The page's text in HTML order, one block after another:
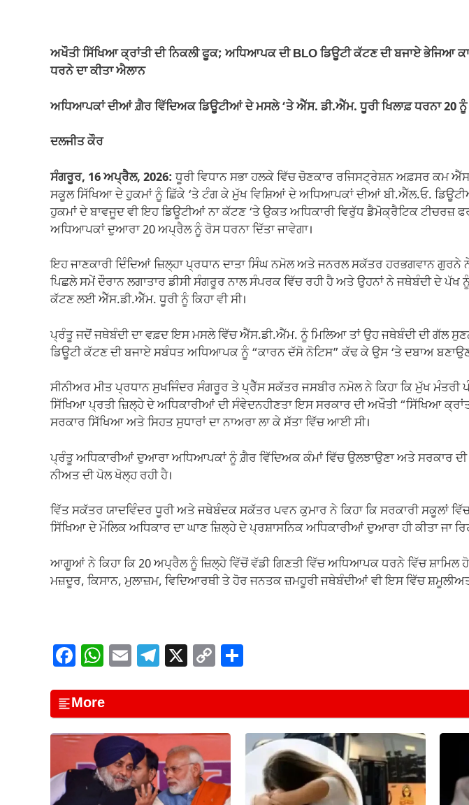
e
b
o
o
k
s
A
p
p
gr
m
y
n
k
e
ਅਖੌਤੀ ਸਿੱਖਿਆ ਕ੍ਰਾਂਤੀ ਦੀ ਨਿਕਲੀ ਫੂਕ; ਅਧਿਆਪਕ ਦੀ BLO ਡਿਊਟੀ ਕੱਟਣ ਦੀ ਬਜਾਏ ਭੇਜਿਆ
ਧਰਨੇ ਦਾ ਕੀਤਾ ਐਲਾਨ
ਅਧਿਆਪਕਾਂ ਦੀਆਂ ਗ਼ੈਰ ਵਿੱਦਿਅਕ ਡਿਊਟੀਆਂ ਦੇ ਮਸਲੇ ‘ਤੇ ਐੱਸ. ਡੀ.ਐੱਮ. ਧੂਰੀ ਖਿਲਾਫ਼ ਧਰਨਾ 20 ਨੂੰ
ਦਲਜੀਤ ਕੌਰ
ਸੰਗਰੂਰ, 16 ਅਪ੍ਰੈਲ, 2026:ਧੂਰੀ ਵਿਧਾਨ ਸਭਾ ਹਲਕੇ ਵਿੱਚ ਚੋਣਕਾਰ ਰਜਿਸਟ੍ਰੇਸ਼ਨ ਅਫ਼ਸਰ ਕਮ
ਸਕੂਲ ਸਿੱਖਿਆ ਦੇ ਹੁਕਮਾਂ ਨੂੰ ਛਿੱਕੇ ‘ਤੇ ਟੰਗ ਕੇ ਮੁੱਖ ਵਿਸ਼ਿਆਂ ਦੇ ਅਧਿਆਪਕਾਂ ਦੀਆਂ ਬੀ.ਐੱਲ.ਓ.
ਹੁਕਮਾਂ ਦੇ ਬਾਵਜੂਦ ਵੀ ਇਹ ਡਿਊਟੀਆਂ ਨਾ ਕੱਟਣ ‘ਤੇ ਉਕਤ ਅਧਿਕਾਰੀ ਵਿਰੁੱਧ ਡੈਮੋਕ੍ਰੈਟਿਕ ਟੀਚਰਜ਼
ਅਧਿਆਪਕਾਂ ਦੁਆਰਾ 20 ਅਪ੍ਰੈਲ ਨੂੰ ਰੋਸ ਧਰਨਾ ਦਿੱਤਾ ਜਾਵੇਗਾ।
ਇਹ ਜਾਣਕਾਰੀ ਦਿੰਦਿਆਂ ਜ਼ਿਲ੍ਹਾ ਪ੍ਰਧਾਨ ਦਾਤਾ ਸਿੰਘ ਨਮੋਲ ਅਤੇ ਜਨਰਲ ਸਕੱਤਰ ਹਰਭਗਵਾਨ ਗੁਰਨੇ
ਪਿਛਲੇ ਸਮੇਂ ਦੌਰਾਨ ਲਗਾਤਾਰ ਡੀਸੀ ਸੰਗਰੂਰ ਨਾਲ ਸੰਪਰਕ ਵਿੱਚ ਰਹੀ ਹੈ ਅਤੇ ਉਹਨਾਂ ਨੇ ਜਥੇਬੰਦੀ ਦੇ
ਕੱਟਣ ਲਈ ਐੱਸ.ਡੀ.ਐੱਮ. ਧੂਰੀ ਨੂੰ ਕਿਹਾ ਵੀ ਸੀ।
ਪ੍ਰੰਤੂ ਜਦੋਂ ਜਥੇਬੰਦੀ ਦਾ ਵਫ਼ਦ ਇਸ ਮਸਲੇ ਵਿੱਚ ਐੱਸ.ਡੀ.ਐੱਮ. ਨੂੰ ਮਿਲਿਆ ਤਾਂ ਉਹ ਜਥੇਬੰਦੀ ਦੀ ਗੱਲ
ਡਿਊਟੀ ਕੱਟਣ ਦੀ ਬਜਾਏ ਸਬੰਧਤ ਅਧਿਆਪਕ ਨੂੰ “ਕਾਰਨ ਦੱਸੋ ਨੋਟਿਸ” ਕੱਢ ਕੇ ਉਸ ‘ਤੇ ਦਬਾਅ ਬਣਾਉਣ
ਸੀਨੀਅਰ ਮੀਤ ਪ੍ਰਧਾਨ ਸੁਖਜਿੰਦਰ ਸੰਗਰੂਰ ਤੇ ਪ੍ਰੈੱਸ ਸਕੱਤਰ ਜਸਬੀਰ ਨਮੋਲ ਨੇ ਕਿਹਾ ਕਿ ਮੁੱਖ ਮੰਤਰੀ
ਸਿੱਖਿਆ ਪ੍ਰਤੀ ਜ਼ਿਲ੍ਹੇ ਦੇ ਅਧਿਕਾਰੀਆਂ ਦੀ ਸੰਵੇਦਨਹੀਣਤਾ ਇਸ ਸਰਕਾਰ ਦੀ ਅਖੌਤੀ “ਸਿੱਖਿਆ
ਸਰਕਾਰ ਸਿੱਖਿਆ ਅਤੇ ਸਿਹਤ ਸੁਧਾਰਾਂ ਦਾ ਨਾਅਰਾ ਲਾ ਕੇ ਸੱਤਾ ਵਿੱਚ ਆਈ ਸੀ।
ਪ੍ਰੰਤੂ ਅਧਿਕਾਰੀਆਂ ਦੁਆਰਾ ਅਧਿਆਪਕਾਂ ਨੂੰ ਗ਼ੈਰ ਵਿੱਦਿਅਕ ਕੰਮਾਂ ਵਿੱਚ ਉਲਝਾਉਣਾ ਅਤੇ ਸਰਕਾਰ ਦੀ
ਨੀਅਤ ਦੀ ਪੋਲ ਖੋਲ੍ਹ ਰਹੀ ਹੈ।
ਵਿੱਤ ਸਕੱਤਰ ਯਾਦਵਿੰਦਰ ਧੂਰੀ ਅਤੇ ਜਥੇਬੰਦਕ ਸਕੱਤਰ ਪਵਨ ਕੁਮਾਰ ਨੇ ਕਿਹਾ ਕਿ ਸਰਕਾਰੀ ਸਕੂਲਾਂ
ਸਿੱਖਿਆ ਦੇ ਮੌਲਿਕ ਅਧਿਕਾਰ ਦਾ ਘਾਣ ਜ਼ਿਲ੍ਹੇ ਦੇ ਪ੍ਰਸ਼ਾਸਨਿਕ ਅਧਿਕਾਰੀਆਂ ਦੁਆਰਾ ਹੀ ਕੀਤਾ ਜਾ
ਆਗੂਆਂ ਨੇ ਕਿਹਾ ਕਿ 20 ਅਪ੍ਰੈਲ ਨੂੰ ਜ਼ਿਲ੍ਹੇ ਵਿੱਚੋਂ ਵੱਡੀ ਗਿਣਤੀ ਵਿੱਚ ਅਧਿਆਪਕ ਧਰਨੇ ਵਿੱਚ ਸ਼ਾਮਿਲ
ਮਜ਼ਦੂਰ, ਕਿਸਾਨ, ਮੁਲਾਜ਼ਮ, ਵਿਦਿਆਰਥੀ ਤੇ ਹੋਰ ਜਨਤਕ ਜ਼ਮਹੂਰੀ ਜਥੇਬੰਦੀਆਂ ਵੀ ਇਸ ਵਿੱਚ
F
c
e
b
o
o
W
at
s
A
p
p
E
ail
T
e
gr
a
m
X C
p
y
Li
n
k
ar
e
More